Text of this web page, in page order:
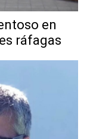
en
ráfagas